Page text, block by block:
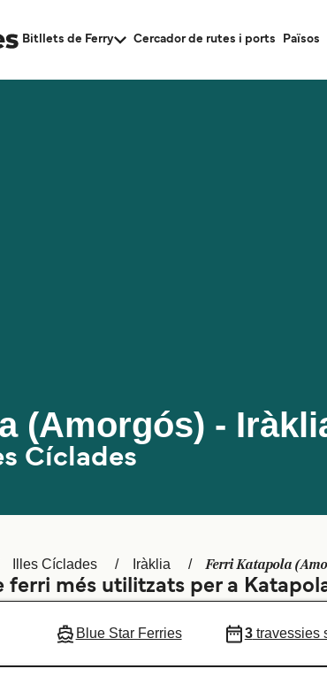
Bitllets de Ferry Cercador de rutes i ports Països
(Amorgós) -
Cíclades
Illes Cíclades Iràklia Ferri Katapola
ferri més utilitzats per a
Blue Star Ferries 3travessies